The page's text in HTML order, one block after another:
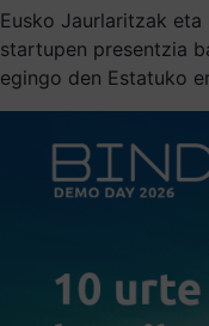
Eusko Jaurlaritzak
startupen presentzia
egingo den Estatuko